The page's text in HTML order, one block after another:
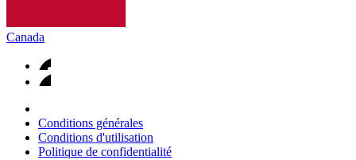
Canada
Conditions générales
Conditions d'utilisation
Politique de confidentialité